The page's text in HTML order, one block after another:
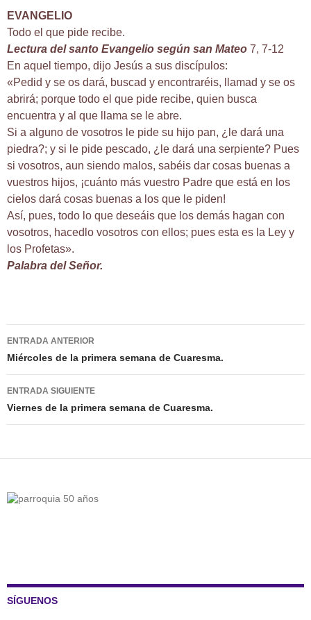
EVANGELIO
Todo el que pide recibe.
Lectura del santo Evangelio según san Mateo 7, 7-12
En aquel tiempo, dijo Jesús a sus discípulos:
«Pedid y se os dará, buscad y encontraréis, llamad y se os
abrirá; porque todo el que pide recibe, quien busca
encuentra y al que llama se le abre.
Si a alguno de vosotros le pide su hijo pan, ¿le dará una
piedra?; y si le pide pescado, ¿le dará una serpiente? Pues
si vosotros, aun siendo malos, sabéis dar cosas buenas a
vuestros hijos, ¡cuánto más vuestro Padre que está en los
cielos dará cosas buenas a los que le piden!
Así, pues, todo lo que deseáis que los demás hagan con
vosotros, hacedlo vosotros con ellos; pues esta es la Ley y
los Profetas».
Palabra del Señor.
Navegación
de
entradas
ENTRADA ANTERIOR
Miércoles de la primera semana de Cuaresma.
ENTRADA SIGUIENTE
Viernes de la primera semana de Cuaresma.
SÍGUENOS